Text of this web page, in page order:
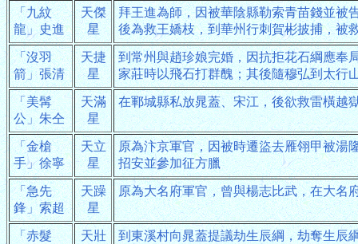
「九紋
龍」史進
天傑
星
拜王進為師，因被華陰縣勒索青苗錢並被
後為救王嬌枝，到華州行刺賀彬披捕，被
「沒羽
箭」張清
天捷
星
到常州與趙珍娘完婚，因抗拒花石綱應奉
家莊時以飛石打群醜；其後隨穆弘到太行
「美髯
公」朱仝
天滿
星
在鄆城縣私放晁蓋、宋江，後欲救雷橫越
「金槍
手」徐寧
天立
星
原為汴京軍官，因被時遷盜去雁翎甲被湯
招安並參加征方臘
「急先
鋒」索超
天躁
星
原為大名府軍官，曾與楊志比武，在大名
「赤髮
天壯
到東溪村向晁蓋提議劫生辰綱，劫奪生辰